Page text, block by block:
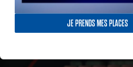
JE PRENDS MES PLACES
Publications similaires